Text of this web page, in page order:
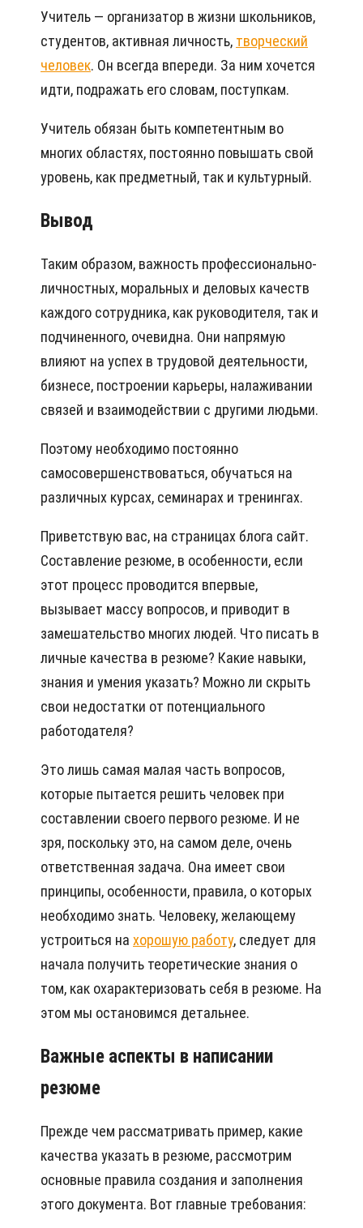
Учитель — организатор в жизни школьников,
студентов, активная личность, творческий
человек. Он всегда впереди. За ним хочется
идти, подражать его словам, поступкам.
Учитель обязан быть компетентным во
многих областях, постоянно повышать свой
уровень, как предметный, так и культурный.
Вывод
Таким образом, важность профессионально-
личностных, моральных и деловых качеств
каждого сотрудника, как руководителя, так и
подчиненного, очевидна. Они напрямую
влияют на успех в трудовой деятельности,
бизнесе, построении карьеры, налаживании
связей и взаимодействии с другими людьми.
Поэтому необходимо постоянно
самосовершенствоваться, обучаться на
различных курсах, семинарах и тренингах.
Приветствую вас, на страницах блога сайт.
Составление резюме, в особенности, если
этот процесс проводится впервые,
вызывает массу вопросов, и приводит в
замешательство многих людей. Что писать в
личные качества в резюме? Какие навыки,
знания и умения указать? Можно ли скрыть
свои недостатки от потенциального
работодателя?
Это лишь самая малая часть вопросов,
которые пытается решить человек при
составлении своего первого резюме. И не
зря, поскольку это, на самом деле, очень
ответственная задача. Она имеет свои
принципы, особенности, правила, о которых
необходимо знать. Человеку, желающему
устроиться на хорошую работу, следует для
начала получить теоретические знания о
том, как охарактеризовать себя в резюме. На
этом мы остановимся детальнее.
Важные аспекты в написании
резюме
Прежде чем рассматривать пример, какие
качества указать в резюме, рассмотрим
основные правила создания и заполнения
этого документа. Вот главные требования: